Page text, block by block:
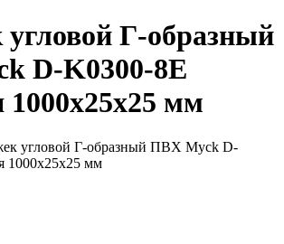
Г-образный
D-K0300-8Е
мм